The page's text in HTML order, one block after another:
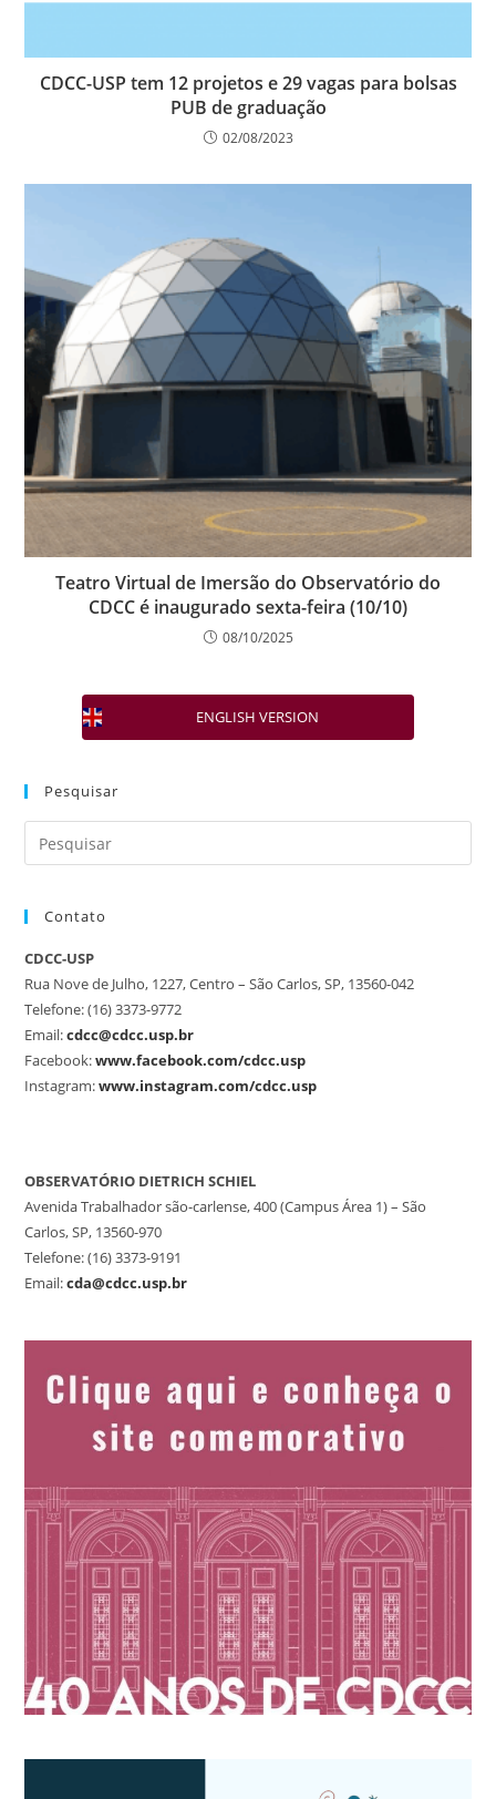
CDCC-USP tem 12 projetos e 29 vagas para bolsas
PUB de graduação
02/08/2023
Teatro Virtual de Imersão do Observatório do
CDCC é inaugurado sexta-feira (10/10)
08/10/2025
ENGLISH VERSION
Pesquisar
Contato
CDCC-USP
Rua Nove de Julho, 1227, Centro – São Carlos, SP, 13560-042
Telefone: (16) 3373-9772
Email:cdcc@cdcc.usp.br
Facebook:www.facebook.com/cdcc.usp
Instagram:www.instagram.com/cdcc.usp
OBSERVATÓRIO DIETRICH SCHIEL
Avenida Trabalhador são-carlense, 400 (Campus Área 1) – São
Carlos, SP, 13560-970
Telefone: (16) 3373-9191
Email:cda@cdcc.usp.br